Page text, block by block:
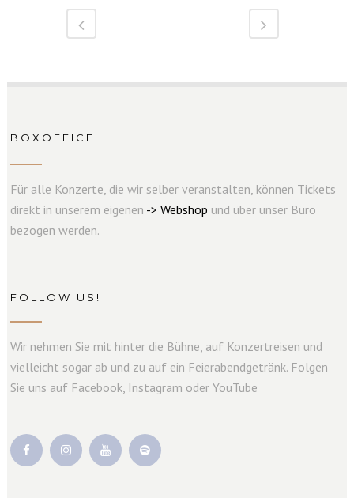
BOXOFFICE
Für alle Konzerte, die wir selber veranstalten, können Tickets
direkt in unserem eigenen ->Webshop und über unser Büro
bezogen werden.
FOLLOW US!
Wir nehmen Sie mit hinter die Bühne, auf Konzertreisen und
vielleicht sogar ab und zu auf ein Feierabendgetränk. Folgen
Sie uns auf Facebook, Instagram oder YouTube